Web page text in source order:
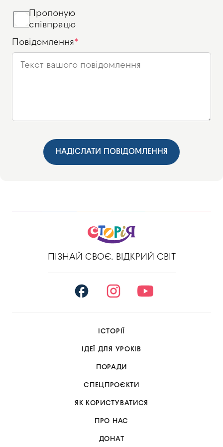
Пропоную
співпрацю
Повідомлення
НАДІСЛАТИ ПОВІДОМЛЕННЯ
ПІЗНАЙ СВОЄ. ВІДКРИЙ СВІТ
ІСТОРІЇ
ІДЕЇ ДЛЯ УРОКІВ
ПОРАДИ
СПЕЦПРОЄКТИ
ЯК КОРИСТУВАТИСЯ
ПРО НАС
ДОНАТ